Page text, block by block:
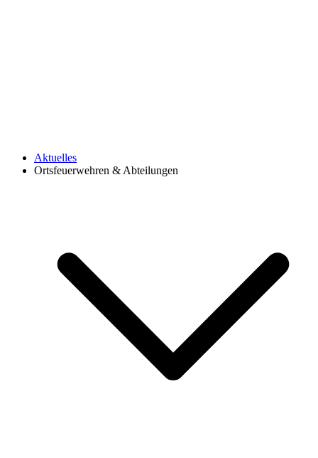
Aktuelles
Ortsfeuerwehren & Abteilungen